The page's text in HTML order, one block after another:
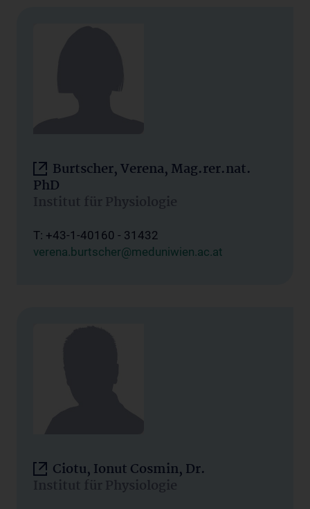
Burtscher, Verena, Mag.rer.nat.
PhD
Institut für Physiologie
T: +43-1-40160 - 31432
verena.burtscher@meduniwien.ac.at
Ciotu, Ionut Cosmin, Dr.
Institut für Physiologie